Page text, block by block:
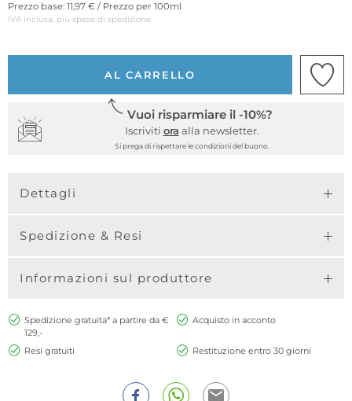
Prezzo base: 11,97 € / Prezzo per 100ml
IVA inclusa, più spese di spedizione
AL CARRELLO
Vuoi risparmiare il -10%?
Iscriviti ora alla newsletter.
Si prega di rispettare le condizioni del buono.
Dettagli
Spedizione & Resi
Informazioni sul produttore
Spedizione gratuita* a partire da €
129,-
Acquisto in acconto
Resi gratuiti Restituzione entro 30 giorni